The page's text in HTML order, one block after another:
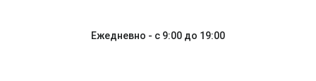
Ежедневно - с 9:00 до 19:00